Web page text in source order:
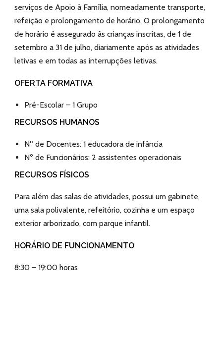
serviços de Apoio à Família, nomeadamente transporte,
refeição e prolongamento de horário. O prolongamento
de horário é assegurado às crianças inscritas, de 1 de
setembro a 31 de julho, diariamente após as atividades
letivas e em todas as interrupções letivas.
OFERTA FORMATIVA
Pré-Escolar – 1 Grupo
RECURSOS HUMANOS
Nº de Docentes: 1 educadora de infância
Nº de Funcionários: 2 assistentes operacionais
RECURSOS FÍSICOS
Para além das salas de atividades, possui um gabinete,
uma sala polivalente, refeitório, cozinha e um espaço
exterior arborizado, com parque infantil.
HORÁRIO DE FUNCIONAMENTO
8:30 – 19:00 horas